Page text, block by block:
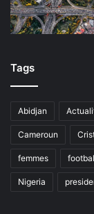
Tags
Abidjan
Cameroun
femmes
Nigeria